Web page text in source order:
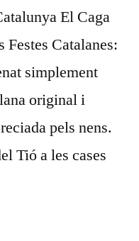
El Caga
Catalanes:
simplement
original i
pels nens.
Tió a les cases